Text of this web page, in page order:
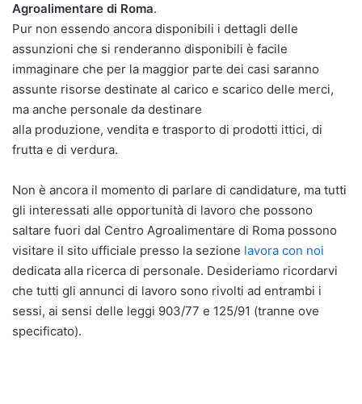
Agroalimentare di Roma.
Pur non essendo ancora disponibili i dettagli delle
assunzioni che si renderanno disponibili è facile
immaginare che per la maggior parte dei casi saranno
assunte risorse destinate al carico e scarico delle merci,
ma anche personale da destinare
alla produzione, vendita e trasporto di prodotti ittici, di
frutta e di verdura.
Non è ancora il momento di parlare di candidature, ma tutti
gli interessati alle opportunità di lavoro che possono
saltare fuori dal Centro Agroalimentare di Roma possono
visitare il sito ufficiale presso la sezione lavora con noi
dedicata alla ricerca di personale. Desideriamo ricordarvi
che tutti gli annunci di lavoro sono rivolti ad entrambi i
sessi, ai sensi delle leggi 903/77 e 125/91 (tranne ove
specificato).